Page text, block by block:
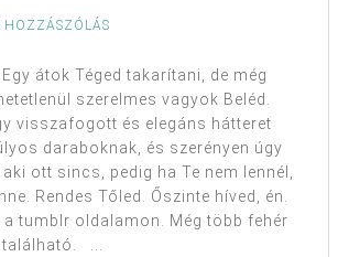
HOZZÁSZÓLÁS
átok Téged takarítani, de még
szerelmes vagyok Beléd.
visszafogott és elegáns hátteret
daraboknak, és szerényen úgy
ott sincs, pedig ha Te nem lennél,
Rendes Tőled. Őszinte híved, én.
tumblr oldalamon. Még több fehér
...